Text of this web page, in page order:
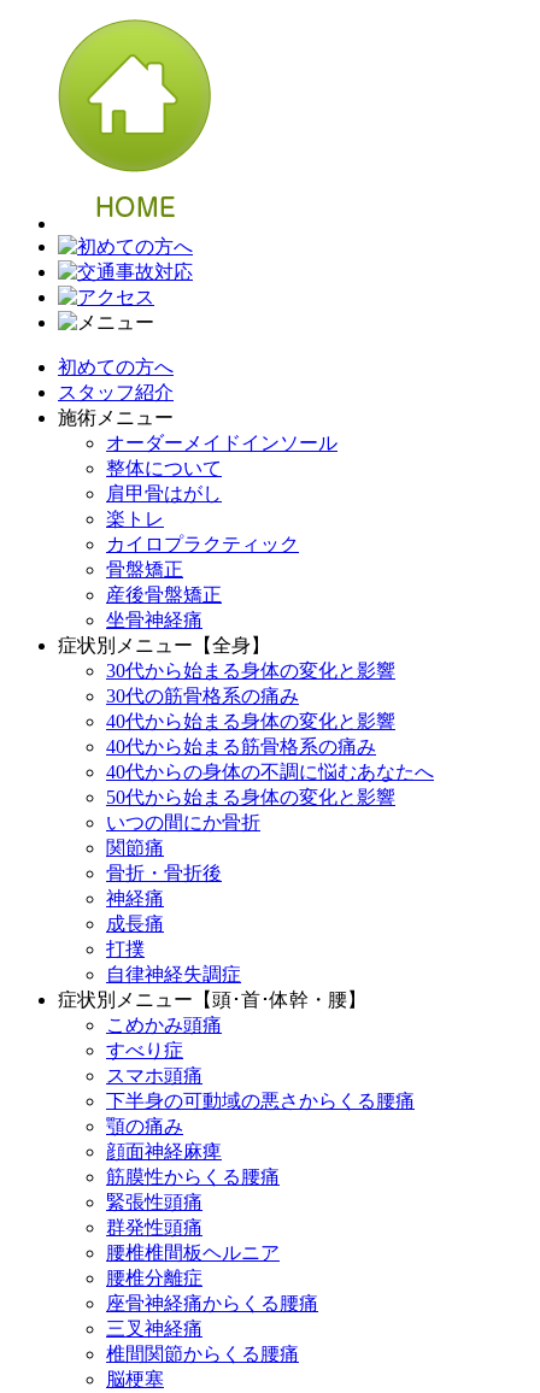
初めての方へ
スタッフ紹介
施術メニュー
オーダーメイドインソール
整体について
肩甲骨はがし
楽トレ
カイロプラクティック
骨盤矯正
産後骨盤矯正
坐骨神経痛
症状別メニュー【全身】
30代から始まる身体の変化と影響
30代の筋骨格系の痛み
40代から始まる身体の変化と影響
40代から始まる筋骨格系の痛み
40代からの身体の不調に悩むあなたへ
50代から始まる身体の変化と影響
いつの間にか骨折
関節痛
骨折・骨折後
神経痛
成長痛
打撲
自律神経失調症
症状別メニュー【頭･首･体幹・腰】
こめかみ頭痛
すべり症
スマホ頭痛
下半身の可動域の悪さからくる腰痛
顎の痛み
顔面神経麻痺
筋膜性からくる腰痛
緊張性頭痛
群発性頭痛
腰椎椎間板ヘルニア
腰椎分離症
座骨神経痛からくる腰痛
三叉神経痛
椎間関節からくる腰痛
脳梗塞